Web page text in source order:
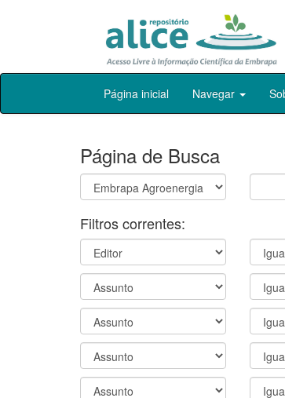
Skip
Página inicial Navegar
Página de Busca
Filtros correntes: